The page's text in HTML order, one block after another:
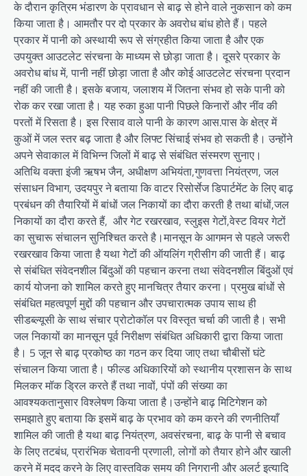
के दौरान कृत्रिम भंडारण के प्रावधान से बाढ़ से होने वाले नुकसान को कम
किया जाता है। आमतौर पर दो प्रकार के अवरोध बांध होते हैं। पहले
प्रकार में पानी को अस्थायी रूप से संग्रहीत किया जाता है और एक
उपयुक्त आउटलेट संरचना के माध्यम से छोड़ा जाता है। दूसरे प्रकार के
अवरोध बांध में, पानी नहीं छोड़ा जाता है और कोई आउटलेट संरचना प्रदान
नहीं की जाती है। इसके बजाय, जलाशय में जितना संभव हो सके पानी को
रोक कर रखा जाता है। यह रुका हुआ पानी पिछले किनारों और नींव की
परतों में रिसता है। इस रिसाव वाले पानी के कारण आस.पास के क्षेत्र में
कुओं में जल स्तर बढ़ जाता है और लिफ्ट सिंचाई संभव हो सकती है। उन्होंने
अपने सेवाकाल में विभिन्न जिलों में बाढ़ से संबंधित संस्मरण सुनाए।
अतिथि वक्ता इंजी ऋषभ जैन, अधीक्षण अभियंता,गुणवत्ता नियंत्रण, जल
संसाधन विभाग, उदयपुर ने बताया कि वाटर रिसोर्सेज डिपार्टमेंट के लिए बाढ़
प्रबंधन की तैयारियों में बांधों जल निकायों का दौरा करती है तथा बांधों,जल
निकायों का दौरा करते हैं, और गेट रखरखाव, स्लुइस गेटों,वेस्ट वियर गेटों
का सुचारू संचालन सुनिश्चित करते है।मानसून के आगमन से पहले जरूरी
रखरखाव किया जाता है यथा गेटों की ऑयलिंग ग्रीसीग की जाती हैं। बाढ़
से संबंधित संवेदनशील बिंदुओं की पहचान करना तथा संवेदनशील बिंदुओं एवं
कार्य योजना को शामिल करते हुए मानचित्र तैयार करना। प्रमुख बांधों से
संबंधित महत्वपूर्ण मुद्दों की पहचान और उपचारात्मक उपाय साथ ही
सीडब्ल्यूसी के साथ संचार प्रोटोकॉल पर विस्तृत चर्चा की जाती है। सभी
जल निकायों का मानसून पूर्व निरीक्षण संबंधित अधिकारी द्वारा किया जाता
है। 5 जून से बाढ़ प्रकोष्ठ का गठन कर दिया जाए तथा चौबीसों घंटे
संचालन किया जाता है। फील्ड अधिकारियों को स्थानीय प्रशासन के साथ
मिलकर मॉक ड्रिल करते हैं तथा नावों, पंपों की संख्या का
आवश्यकतानुसार विश्लेषण किया जाता है।उन्होंने बाढ़ मिटिगेशन को
समझाते हुए बताया कि इसमें बाढ़ के प्रभाव को कम करने की रणनीतियाँ
शामिल की जाती है यथा बाढ़ नियंत्रण, अवसंरचना, बाढ़ के पानी से बचाव
के लिए तटबंध, प्रारंभिक चेतावनी प्रणाली, लोगों को तैयार होने और खाली
करने में मदद करने के लिए वास्तविक समय की निगरानी और अलर्ट इत्यादि